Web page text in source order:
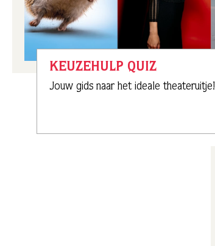
KEUZEHULP QUIZ
Jouw gids naar het ideale theateruitje!